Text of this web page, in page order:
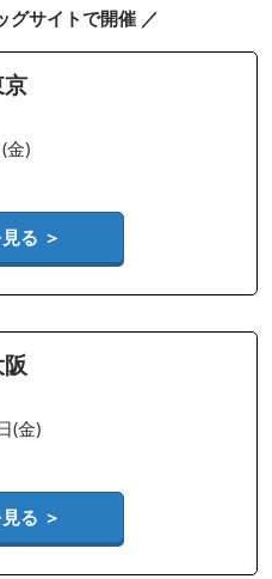
グサイトで開催 ／
金)
る ＞
(金)
る ＞